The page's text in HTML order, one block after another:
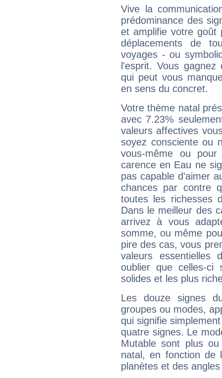
Vive la
prédominance des
et amplifie votre goût
déplacements de
voyages - ou
l'esprit. Vous
qui peut vous
en sens du concret.
Votre thème natal
avec 7.23%
valeurs affectives
soyez consciente ou
vous-même ou
carence en Eau ne
pas capable d'aimer
chances par contre
toutes les richesses
Dans le meilleur des
arrivez à vous
somme, ou même
pire des cas, vous
valeurs
oublier que celles-
solides et les plus
Les douze signes
groupes ou modes,
qui signifie
quatre signes. Le
Mutable sont plus
natal, en fonction de
planètes et des